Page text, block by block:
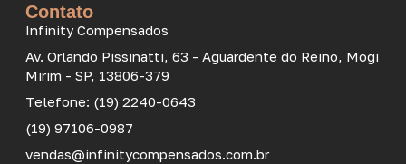
Contato
Infinity Compensados
Av. Orlando Pissinatti, 63 - Aguardente do Reino, Mogi
Mirim - SP, 13806-379
Telefone: (19) 2240-0643
(19) 97106-0987
vendas@infinitycompensados.com.br